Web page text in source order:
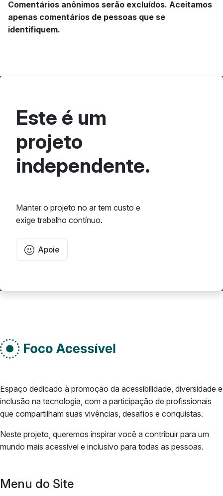
Comentários anônimos serão excluídos. Aceitamos
apenas comentários de pessoas que se
identifiquem.
Este é um
projeto
independente.
Manter o projeto no ar tem custo e
exige trabalho contínuo.
Apoie
Rodape do site Do lado
Espaço dedicado à promoção da acessibilidade, diversidade e
inclusão na tecnologia, com a participação de profissionais
que compartilham suas vivências, desafios e conquistas.
Neste projeto, queremos inspirar você a contribuir para um
mundo mais acessível e inclusivo para todas as pessoas.
Menu do Site